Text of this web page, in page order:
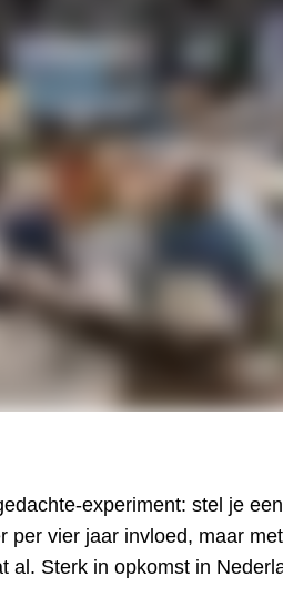
experiment: stel je
per vier jaar invloed, maar
al. Sterk in opkomst in